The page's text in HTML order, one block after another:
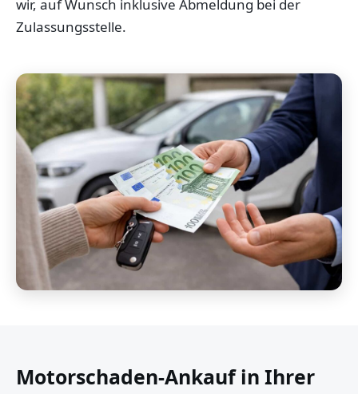
wir, auf Wunsch inklusive Abmeldung bei der
Zulassungsstelle.
Motorschaden-Ankauf in Ihrer